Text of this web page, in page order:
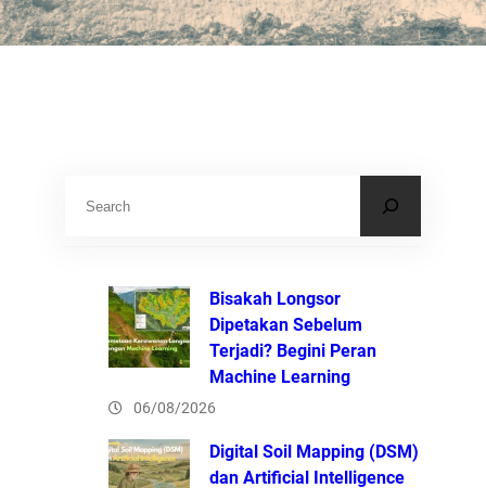
Bisakah Longsor
Dipetakan Sebelum
Terjadi? Begini Peran
Machine Learning
06/08/2026
Digital Soil Mapping (DSM)
dan Artificial Intelligence